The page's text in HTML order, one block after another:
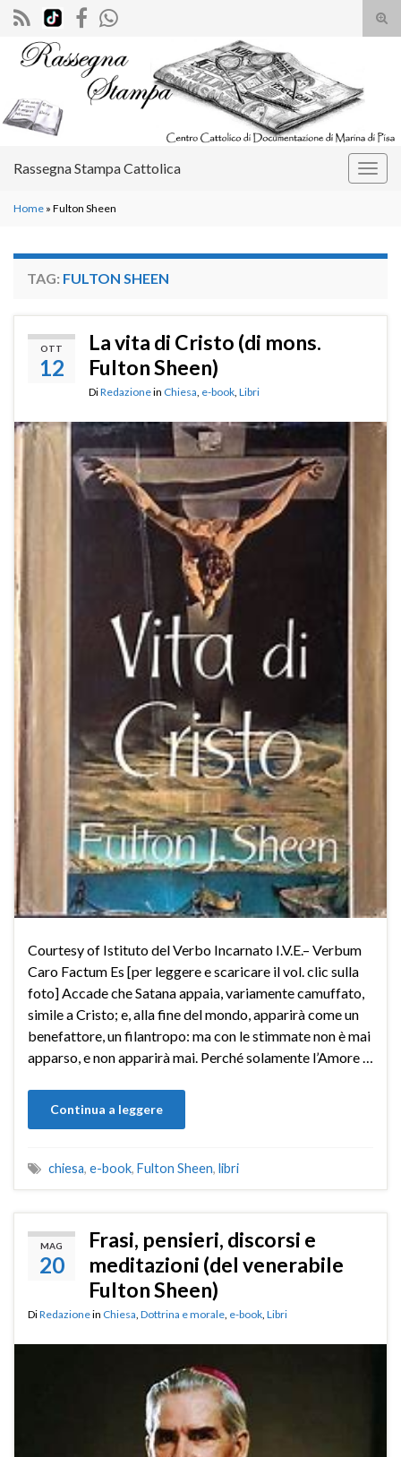
il
Search for:
Rassegna Stampa Cattolica
Home » Fulton Sheen
TAG: FULTON SHEEN
OTT
12
La vita di Cristo (di mons.
Fulton Sheen)
DiRedazionein Chiesa e-book Libri
Courtesy of Istituto del Verbo Incarnato I.V.E.– Verbum
Caro Factum Es [per leggere e scaricare il vol. clic sulla
foto] Accade che Satana appaia, variamente camuffato,
simile a Cristo; e, alla fine del mondo, apparirà come un
benefattore, un filantropo: ma con le stimmate non è mai
apparso, e non apparirà mai. Perché solamente l’Amore …
Continua a leggere
chiesa, e-book, Fulton Sheen, libri
MAG
20
Frasi, pensieri, discorsi e
meditazioni (del venerabile
Fulton Sheen)
DiRedazionein Chiesa Dottrina e morale e-book Libri